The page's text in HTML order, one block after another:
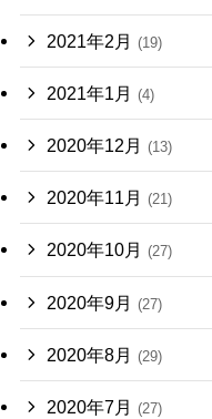
2021年2月 (19)
2021年1月 (4)
2020年12月 (13)
2020年11月 (21)
2020年10月 (27)
2020年9月 (27)
2020年8月 (29)
2020年7月 (27)